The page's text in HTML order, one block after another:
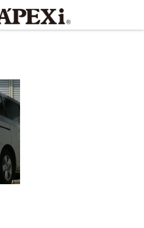
排気系
ハイブリッド メガ